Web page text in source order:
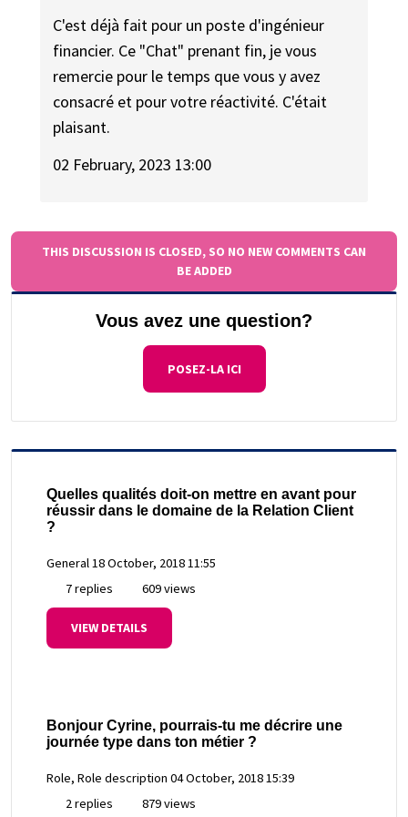
C'est déjà fait pour un poste d'ingénieur
financier. Ce "Chat" prenant fin, je vous
remercie pour le temps que vous y avez
consacré et pour votre réactivité. C'était
plaisant.
02 February, 2023 13:00
THIS DISCUSSION IS CLOSED, SO NO NEW COMMENTS CAN
BE ADDED
Vous avez une question?
POSEZ-LA ICI
Quelles qualités doit-on mettre en avant pour
réussir dans le domaine de la Relation Client
?
General 18 October, 2018 11:55
7 replies
609 views
VIEW DETAILS
Bonjour Cyrine, pourrais-tu me décrire une
journée type dans ton métier ?
Role, Role description 04 October, 2018 15:39
2 replies
879 views